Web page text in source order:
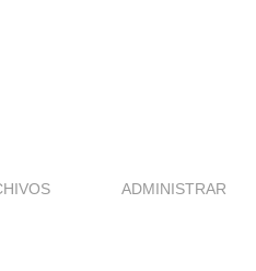
ADMINISTRAR